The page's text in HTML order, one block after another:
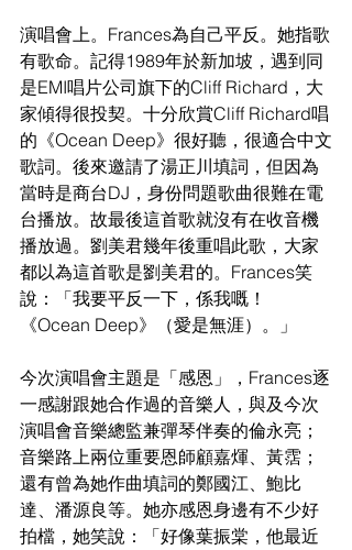
演唱會上。Frances為自己平反。她指歌
有歌命。記得1989年於新加坡，遇到同
是EMI唱片公司旗下的Cliff Richard，大
家傾得很投契。十分欣賞Cliff Richard唱
的《Ocean Deep》很好聽，很適合中文
歌詞。後來邀請了湯正川填詞，但因為
當時是商台DJ，身份問題歌曲很難在電
台播放。故最後這首歌就沒有在收音機
播放過。劉美君幾年後重唱此歌，大家
都以為這首歌是劉美君的。Frances笑
說：「我要平反一下，係我嘅！
《Ocean Deep》（愛是無涯）。」
今次演唱會主題是「感恩」，Frances逐
一感謝跟她合作過的音樂人，與及今次
演唱會音樂總監兼彈琴伴奏的倫永亮；
音樂路上兩位重要恩師顧嘉煇、黃霑；
還有曾為她作曲填詞的鄭國江、鮑比
達、潘源良等。她亦感恩身邊有不少好
拍檔，她笑說：「好像葉振棠，他最近